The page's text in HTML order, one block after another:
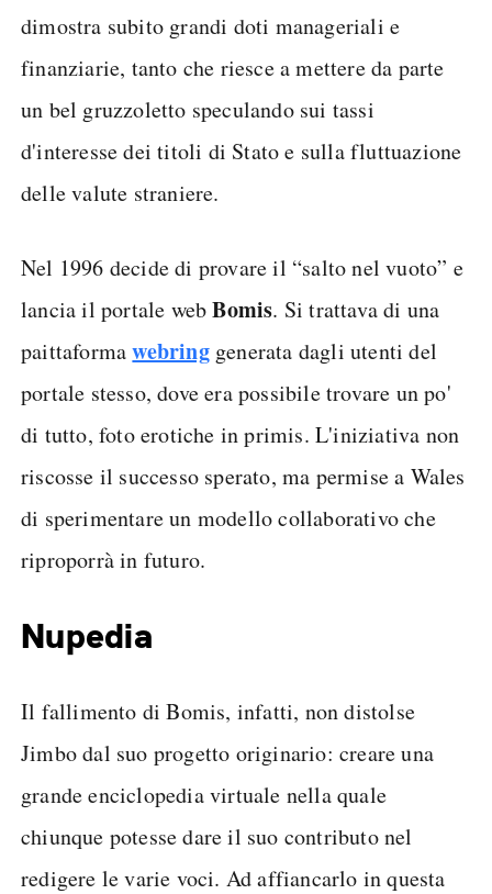
dimostra subito grandi doti manageriali e
finanziarie, tanto che riesce a mettere da parte
un bel gruzzoletto speculando sui tassi
d'interesse dei titoli di Stato e sulla fluttuazione
delle valute straniere.
Nel 1996 decide di provare il “salto nel vuoto” e
lancia il portale webBomis. Si trattava di una
paittaformawebringgenerata dagli utenti del
portale stesso, dove era possibile trovare un po'
di tutto, foto erotiche in primis. L'iniziativa non
riscosse il successo sperato, ma permise a Wales
di sperimentare un modello collaborativo che
riproporrà in futuro.
Nupedia
Il fallimento di Bomis, infatti, non distolse
Jimbo dal suo progetto originario: creare una
grande enciclopedia virtuale nella quale
chiunque potesse dare il suo contributo nel
redigere le varie voci. Ad affiancarlo in questa